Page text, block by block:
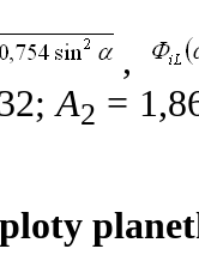
,
A2 =